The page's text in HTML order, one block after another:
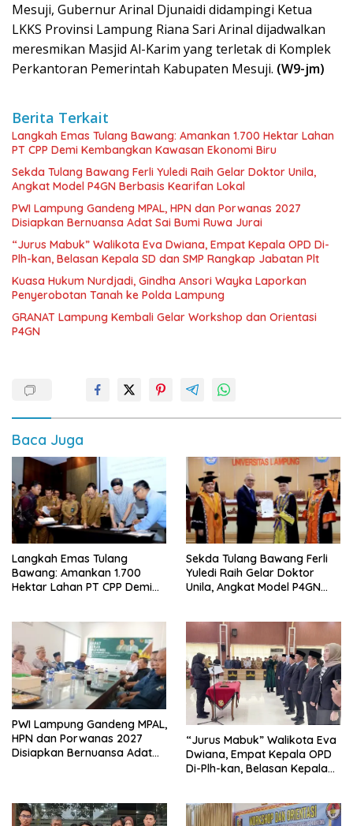
Mesuji, Gubernur Arinal Djunaidi didampingi Ketua
LKKS Provinsi Lampung Riana Sari Arinal dijadwalkan
meresmikan Masjid Al-Karim yang terletak di Komplek
Perkantoran Pemerintah Kabupaten Mesuji. (W9-jm)
Berita Terkait
Langkah Emas Tulang Bawang: Amankan 1.700 Hektar Lahan
PT CPP Demi Kembangkan Kawasan Ekonomi Biru
Sekda Tulang Bawang Ferli Yuledi Raih Gelar Doktor Unila,
Angkat Model P4GN Berbasis Kearifan Lokal
PWI Lampung Gandeng MPAL, HPN dan Porwanas 2027
Disiapkan Bernuansa Adat Sai Bumi Ruwa Jurai
“Jurus Mabuk” Walikota Eva Dwiana, Empat Kepala OPD Di-
Plh-kan, Belasan Kepala SD dan SMP Rangkap Jabatan Plt
Kuasa Hukum Nurdjadi, Gindha Ansori Wayka Laporkan
Penyerobotan Tanah ke Polda Lampung
GRANAT Lampung Kembali Gelar Workshop dan Orientasi
P4GN
Baca Juga
Langkah Emas Tulang
Bawang: Amankan 1.700
Hektar Lahan PT CPP Demi
Sekda Tulang Bawang Ferli
Yuledi Raih Gelar Doktor
Unila, Angkat Model P4GN
PWI Lampung Gandeng MPAL,
HPN dan Porwanas 2027
Disiapkan Bernuansa Adat
“Jurus Mabuk” Walikota Eva
Dwiana, Empat Kepala OPD
Di-Plh-kan, Belasan Kepala